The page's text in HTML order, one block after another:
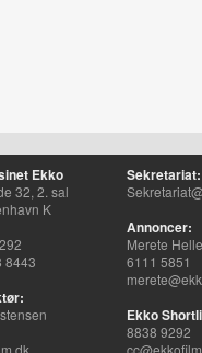
Ekko
32, 2. sal
K
8443
Sekretariat:
Annoncer:
Merete
6111 5851
Ekko
8838 9292